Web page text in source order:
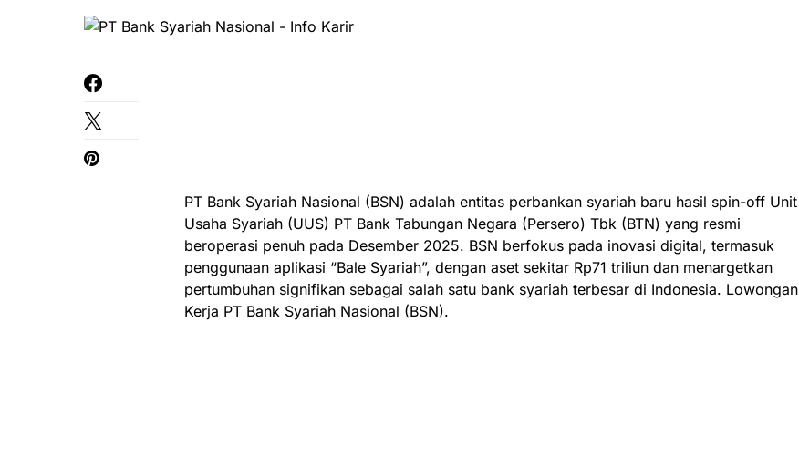
PT Bank Syariah Nasional (BSN) adalah entitas perbankan syariah baru hasil spin-off Unit
Usaha Syariah (UUS) PT Bank Tabungan Negara (Persero) Tbk (BTN) yang resmi
beroperasi penuh pada Desember 2025. BSN berfokus pada inovasi digital, termasuk
penggunaan aplikasi “Bale Syariah”, dengan aset sekitar Rp71 triliun dan menargetkan
pertumbuhan signifikan sebagai salah satu bank syariah terbesar di Indonesia. Lowongan
Kerja PT Bank Syariah Nasional (BSN).